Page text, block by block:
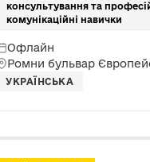
консультування та
комунікаційні навички
Офлайн
Ромни бульвар
УКРАЇНСЬКА